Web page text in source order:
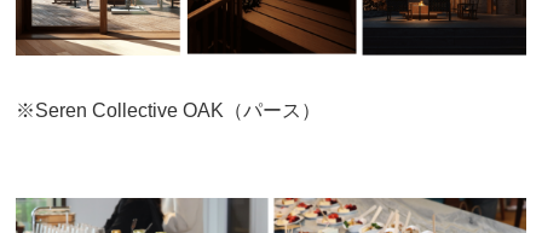
※Seren Collective OAK（パース）